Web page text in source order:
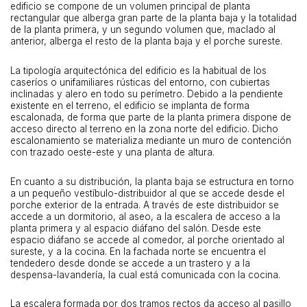
edificio se compone de un volumen principal de planta
rectangular que alberga gran parte de la planta baja y la totalidad
de la planta primera, y un segundo volumen que, maclado al
anterior, alberga el resto de la planta baja y el porche sureste.
La tipología arquitectónica del edificio es la habitual de los
caseríos o unifamiliares rústicas del entorno, con cubiertas
inclinadas y alero en todo su perímetro. Debido a la pendiente
existente en el terreno, el edificio se implanta de forma
escalonada, de forma que parte de la planta primera dispone de
acceso directo al terreno en la zona norte del edificio. Dicho
escalonamiento se materializa mediante un muro de contención
con trazado oeste-este y una planta de altura.
En cuanto a su distribución, la planta baja se estructura en torno
a un pequeño vestíbulo-distribuidor al que se accede desde el
porche exterior de la entrada. A través de este distribuidor se
accede a un dormitorio, al aseo, a la escalera de acceso a la
planta primera y al espacio diáfano del salón. Desde este
espacio diáfano se accede al comedor, al porche orientado al
sureste, y a la cocina. En la fachada norte se encuentra el
tendedero desde donde se accede a un trastero y a la
despensa-lavandería, la cual está comunicada con la cocina.
La escalera formada por dos tramos rectos da acceso al pasillo